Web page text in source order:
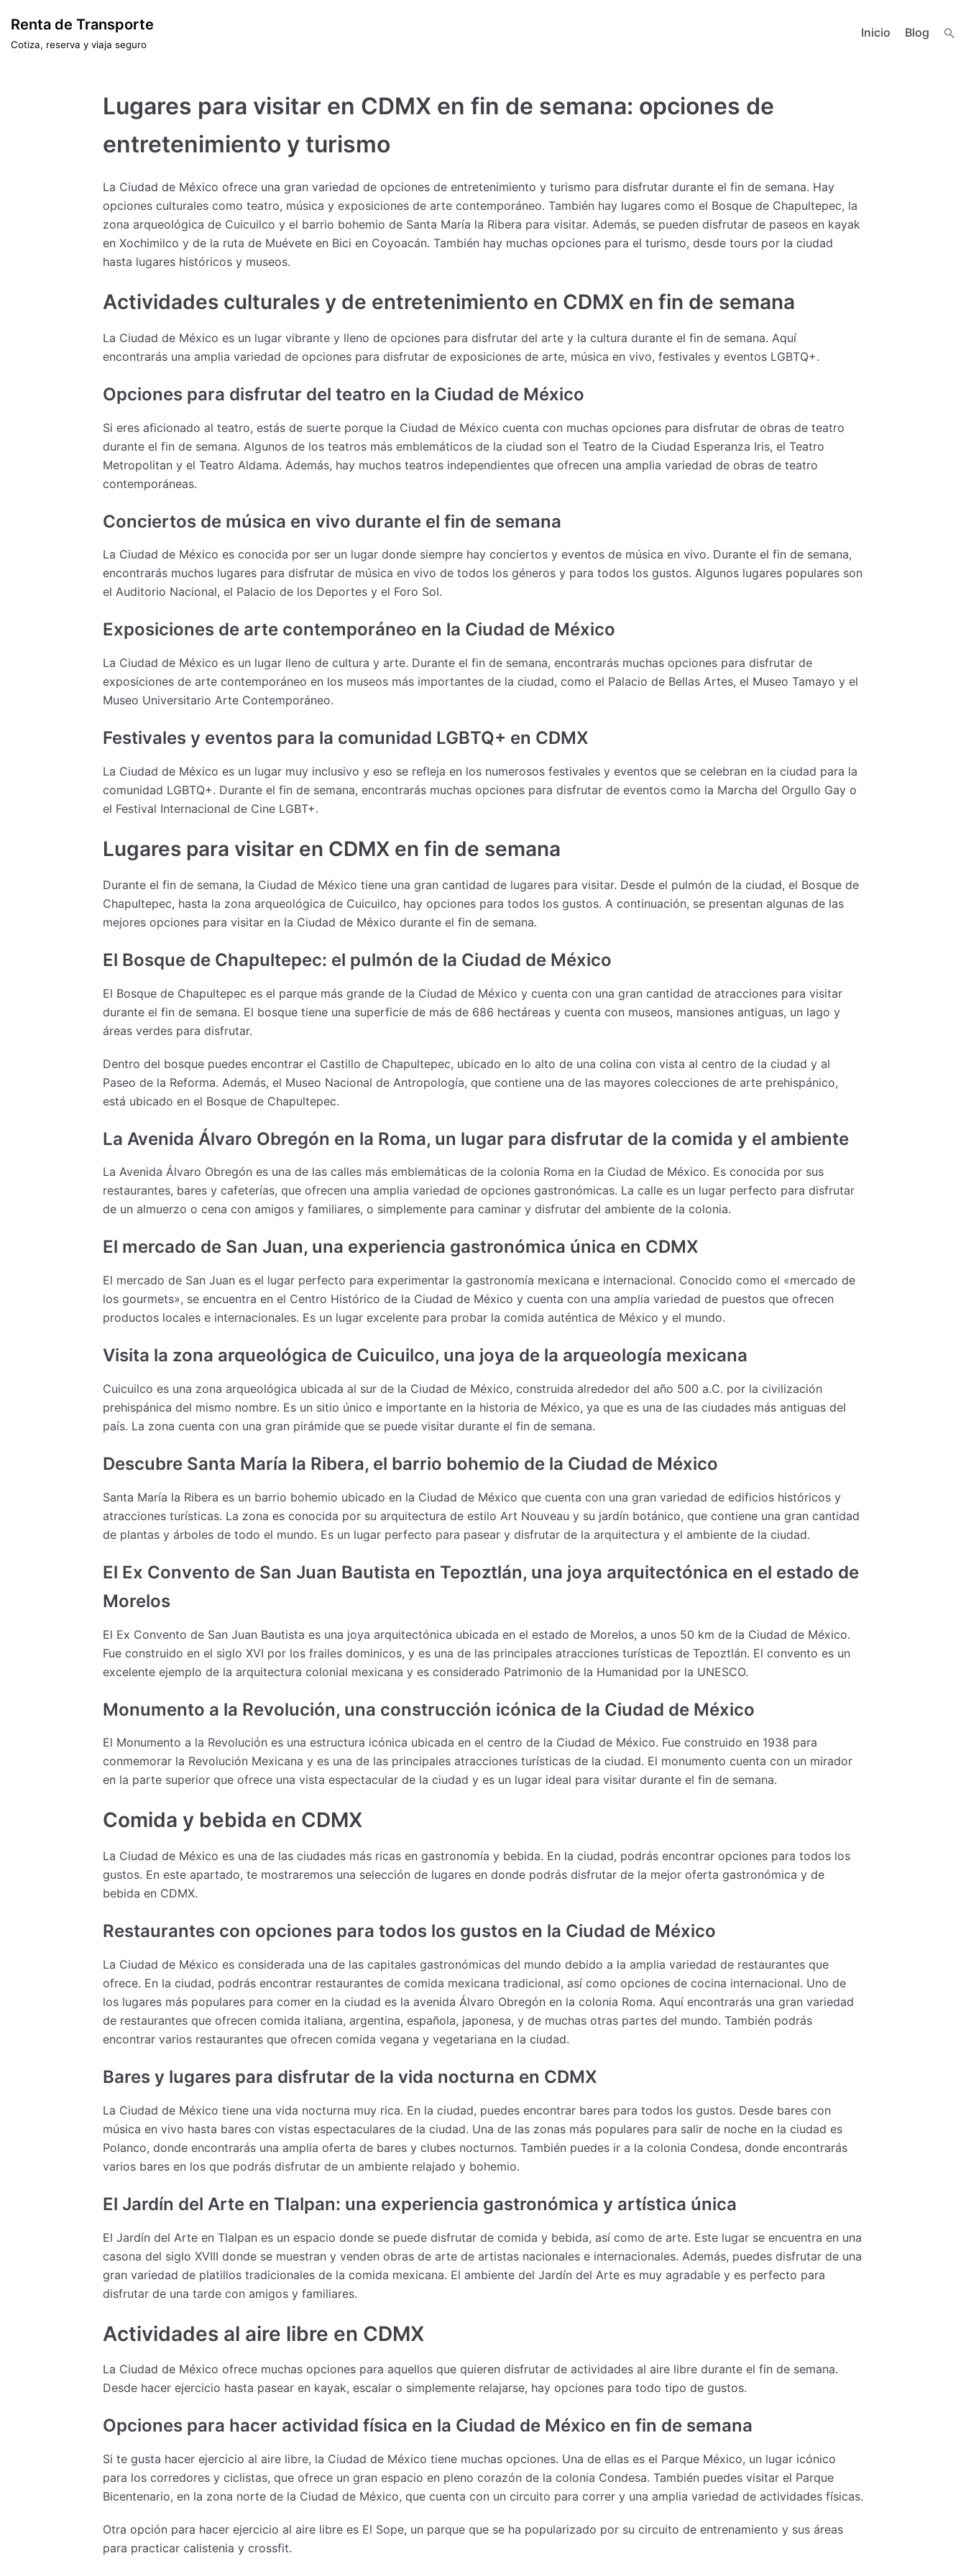
Saltar
contenido
Renta de Transporte
Cotiza, reserva y viaja seguro
Inicio Blog
Lugares para visitar en CDMX en fin de semana: opciones de
entretenimiento y turismo
La Ciudad de México ofrece una gran variedad de opciones de entretenimiento y turismo para disfrutar durante el fin de semana. Hay
opciones culturales como teatro, música y exposiciones de arte contemporáneo. También hay lugares como el Bosque de Chapultepec, la
zona arqueológica de Cuicuilco y el barrio bohemio de Santa María la Ribera para visitar. Además, se pueden disfrutar de paseos en kayak
en Xochimilco y de la ruta de Muévete en Bici en Coyoacán. También hay muchas opciones para el turismo, desde tours por la ciudad
hasta lugares históricos y museos.
Actividades culturales y de entretenimiento en CDMX en fin de semana
La Ciudad de México es un lugar vibrante y lleno de opciones para disfrutar del arte y la cultura durante el fin de semana. Aquí
encontrarás una amplia variedad de opciones para disfrutar de exposiciones de arte, música en vivo, festivales y eventos LGBTQ+.
Opciones para disfrutar del teatro en la Ciudad de México
Si eres aficionado al teatro, estás de suerte porque la Ciudad de México cuenta con muchas opciones para disfrutar de obras de teatro
durante el fin de semana. Algunos de los teatros más emblemáticos de la ciudad son el Teatro de la Ciudad Esperanza Iris, el Teatro
Metropolitan y el Teatro Aldama. Además, hay muchos teatros independientes que ofrecen una amplia variedad de obras de teatro
contemporáneas.
Conciertos de música en vivo durante el fin de semana
La Ciudad de México es conocida por ser un lugar donde siempre hay conciertos y eventos de música en vivo. Durante el fin de semana,
encontrarás muchos lugares para disfrutar de música en vivo de todos los géneros y para todos los gustos. Algunos lugares populares son
el Auditorio Nacional, el Palacio de los Deportes y el Foro Sol.
Exposiciones de arte contemporáneo en la Ciudad de México
La Ciudad de México es un lugar lleno de cultura y arte. Durante el fin de semana, encontrarás muchas opciones para disfrutar de
exposiciones de arte contemporáneo en los museos más importantes de la ciudad, como el Palacio de Bellas Artes, el Museo Tamayo y el
Museo Universitario Arte Contemporáneo.
Festivales y eventos para la comunidad LGBTQ+ en CDMX
La Ciudad de México es un lugar muy inclusivo y eso se refleja en los numerosos festivales y eventos que se celebran en la ciudad para la
comunidad LGBTQ+. Durante el fin de semana, encontrarás muchas opciones para disfrutar de eventos como la Marcha del Orgullo Gay o
el Festival Internacional de Cine LGBT+.
Lugares para visitar en CDMX en fin de semana
Durante el fin de semana, la Ciudad de México tiene una gran cantidad de lugares para visitar. Desde el pulmón de la ciudad, el Bosque de
Chapultepec, hasta la zona arqueológica de Cuicuilco, hay opciones para todos los gustos. A continuación, se presentan algunas de las
mejores opciones para visitar en la Ciudad de México durante el fin de semana.
El Bosque de Chapultepec: el pulmón de la Ciudad de México
El Bosque de Chapultepec es el parque más grande de la Ciudad de México y cuenta con una gran cantidad de atracciones para visitar
durante el fin de semana. El bosque tiene una superficie de más de 686 hectáreas y cuenta con museos, mansiones antiguas, un lago y
áreas verdes para disfrutar.
Dentro del bosque puedes encontrar el Castillo de Chapultepec, ubicado en lo alto de una colina con vista al centro de la ciudad y al
Paseo de la Reforma. Además, el Museo Nacional de Antropología, que contiene una de las mayores colecciones de arte prehispánico,
está ubicado en el Bosque de Chapultepec.
La Avenida Álvaro Obregón en la Roma, un lugar para disfrutar de la comida y el ambiente
La Avenida Álvaro Obregón es una de las calles más emblemáticas de la colonia Roma en la Ciudad de México. Es conocida por sus
restaurantes, bares y cafeterías, que ofrecen una amplia variedad de opciones gastronómicas. La calle es un lugar perfecto para disfrutar
de un almuerzo o cena con amigos y familiares, o simplemente para caminar y disfrutar del ambiente de la colonia.
El mercado de San Juan, una experiencia gastronómica única en CDMX
El mercado de San Juan es el lugar perfecto para experimentar la gastronomía mexicana e internacional. Conocido como el «mercado de
los gourmets», se encuentra en el Centro Histórico de la Ciudad de México y cuenta con una amplia variedad de puestos que ofrecen
productos locales e internacionales. Es un lugar excelente para probar la comida auténtica de México y el mundo.
Visita la zona arqueológica de Cuicuilco, una joya de la arqueología mexicana
Cuicuilco es una zona arqueológica ubicada al sur de la Ciudad de México, construida alrededor del año 500 a.C. por la civilización
prehispánica del mismo nombre. Es un sitio único e importante en la historia de México, ya que es una de las ciudades más antiguas del
país. La zona cuenta con una gran pirámide que se puede visitar durante el fin de semana.
Descubre Santa María la Ribera, el barrio bohemio de la Ciudad de México
Santa María la Ribera es un barrio bohemio ubicado en la Ciudad de México que cuenta con una gran variedad de edificios históricos y
atracciones turísticas. La zona es conocida por su arquitectura de estilo Art Nouveau y su jardín botánico, que contiene una gran cantidad
de plantas y árboles de todo el mundo. Es un lugar perfecto para pasear y disfrutar de la arquitectura y el ambiente de la ciudad.
El Ex Convento de San Juan Bautista en Tepoztlán, una joya arquitectónica en el estado de
Morelos
El Ex Convento de San Juan Bautista es una joya arquitectónica ubicada en el estado de Morelos, a unos 50 km de la Ciudad de México.
Fue construido en el siglo XVI por los frailes dominicos, y es una de las principales atracciones turísticas de Tepoztlán. El convento es un
excelente ejemplo de la arquitectura colonial mexicana y es considerado Patrimonio de la Humanidad por la UNESCO.
Monumento a la Revolución, una construcción icónica de la Ciudad de México
El Monumento a la Revolución es una estructura icónica ubicada en el centro de la Ciudad de México. Fue construido en 1938 para
conmemorar la Revolución Mexicana y es una de las principales atracciones turísticas de la ciudad. El monumento cuenta con un mirador
en la parte superior que ofrece una vista espectacular de la ciudad y es un lugar ideal para visitar durante el fin de semana.
Comida y bebida en CDMX
La Ciudad de México es una de las ciudades más ricas en gastronomía y bebida. En la ciudad, podrás encontrar opciones para todos los
gustos. En este apartado, te mostraremos una selección de lugares en donde podrás disfrutar de la mejor oferta gastronómica y de
bebida en CDMX.
Restaurantes con opciones para todos los gustos en la Ciudad de México
La Ciudad de México es considerada una de las capitales gastronómicas del mundo debido a la amplia variedad de restaurantes que
ofrece. En la ciudad, podrás encontrar restaurantes de comida mexicana tradicional, así como opciones de cocina internacional. Uno de
los lugares más populares para comer en la ciudad es la avenida Álvaro Obregón en la colonia Roma. Aquí encontrarás una gran variedad
de restaurantes que ofrecen comida italiana, argentina, española, japonesa, y de muchas otras partes del mundo. También podrás
encontrar varios restaurantes que ofrecen comida vegana y vegetariana en la ciudad.
Bares y lugares para disfrutar de la vida nocturna en CDMX
La Ciudad de México tiene una vida nocturna muy rica. En la ciudad, puedes encontrar bares para todos los gustos. Desde bares con
música en vivo hasta bares con vistas espectaculares de la ciudad. Una de las zonas más populares para salir de noche en la ciudad es
Polanco, donde encontrarás una amplia oferta de bares y clubes nocturnos. También puedes ir a la colonia Condesa, donde encontrarás
varios bares en los que podrás disfrutar de un ambiente relajado y bohemio.
El Jardín del Arte en Tlalpan: una experiencia gastronómica y artística única
El Jardín del Arte en Tlalpan es un espacio donde se puede disfrutar de comida y bebida, así como de arte. Este lugar se encuentra en una
casona del siglo XVIII donde se muestran y venden obras de arte de artistas nacionales e internacionales. Además, puedes disfrutar de una
gran variedad de platillos tradicionales de la comida mexicana. El ambiente del Jardín del Arte es muy agradable y es perfecto para
disfrutar de una tarde con amigos y familiares.
Actividades al aire libre en CDMX
La Ciudad de México ofrece muchas opciones para aquellos que quieren disfrutar de actividades al aire libre durante el fin de semana.
Desde hacer ejercicio hasta pasear en kayak, escalar o simplemente relajarse, hay opciones para todo tipo de gustos.
Opciones para hacer actividad física en la Ciudad de México en fin de semana
Si te gusta hacer ejercicio al aire libre, la Ciudad de México tiene muchas opciones. Una de ellas es el Parque México, un lugar icónico
para los corredores y ciclistas, que ofrece un gran espacio en pleno corazón de la colonia Condesa. También puedes visitar el Parque
Bicentenario, en la zona norte de la Ciudad de México, que cuenta con un circuito para correr y una amplia variedad de actividades físicas.
Otra opción para hacer ejercicio al aire libre es El Sope, un parque que se ha popularizado por su circuito de entrenamiento y sus áreas
para practicar calistenia y crossfit.